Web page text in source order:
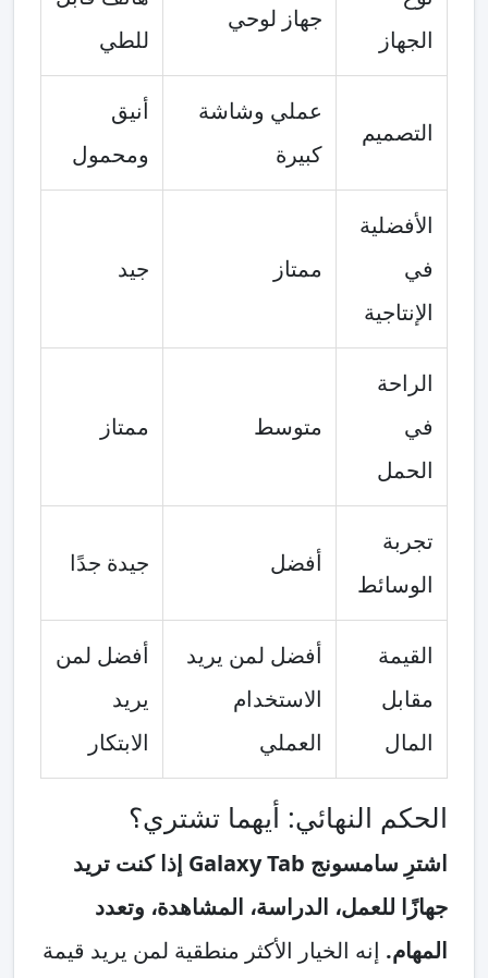
الجهاز
جهاز لوحي
للطي
التصميم
عملي وشاشة
كبيرة
أنيق
ومحمول
الأفضلية
في
الإنتاجية
ممتاز جيد
الراحة
في
الحمل
متوسط ممتاز
تجربة
الوسائط
أفضل جيدة جدًا
القيمة
مقابل
المال
أفضل لمن يريد
الاستخدام
العملي
أفضل لمن
يريد
الابتكار
الحكم النهائي: أيهما تشتري؟
اشترِ سامسونج Galaxy Tab إذا كنت تريد
جهازًا للعمل، الدراسة، المشاهدة، وتعدد
المهام. إنه الخيار الأكثر منطقية لمن يريد قيمة